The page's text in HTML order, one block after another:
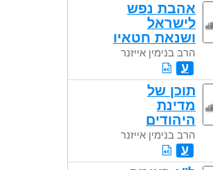
אהבת נפש
לישראל
ושנאת חטאיו
הרב בנימין אייזנר
ע
תוכן של
מדינת
היהודים
הרב בנימין אייזנר
ע